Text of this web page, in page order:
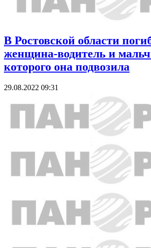
В Ростовской области
женщина-водитель и
которого она подвозила
29.08.2022 09:31